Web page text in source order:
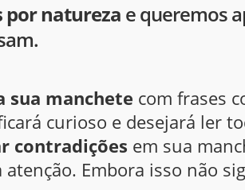
por natureza e queremos
sua manchete com frases
curioso e desejará ler
contradições em sua
Embora isso não